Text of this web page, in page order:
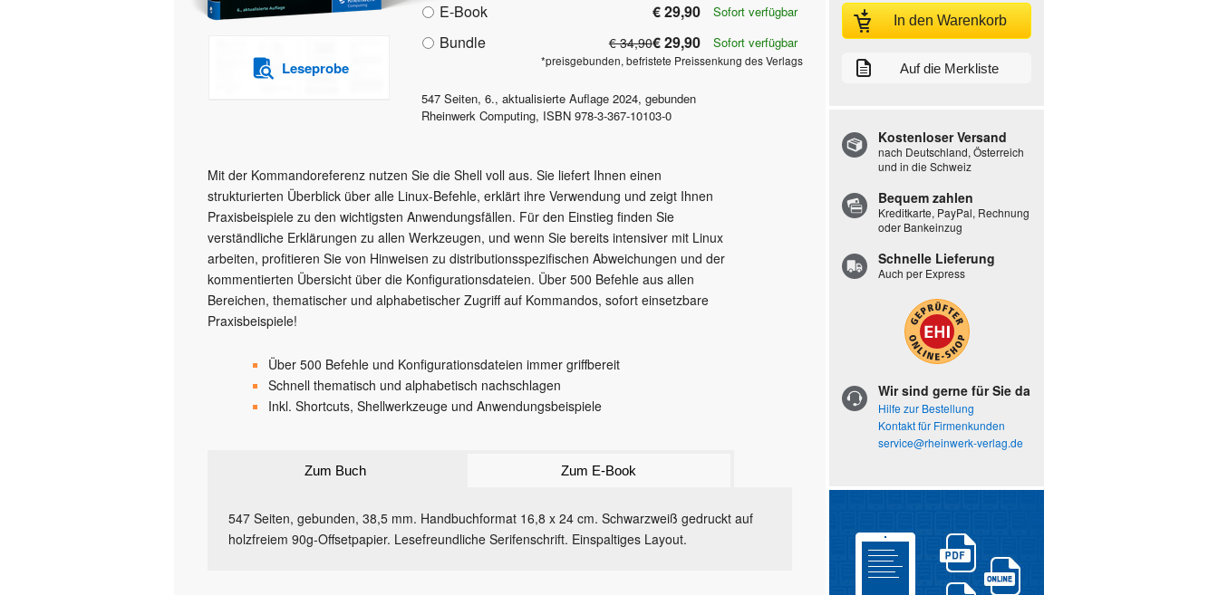
Leseprobe
E-Book € 29,90 Sofort verfügbar
Bundle € 34,90€ 29,90
*preisgebunden, befristete Preissenkung des Verlags
Sofort verfügbar
547 Seiten, 6., aktualisierte Auflage 2024, gebunden
Rheinwerk Computing, ISBN 978-3-367-10103-0
Mit der Kommandoreferenz nutzen Sie die Shell voll aus. Sie liefert Ihnen einen
strukturierten Überblick über alle Linux-Befehle, erklärt ihre Verwendung und zeigt Ihnen
Praxisbeispiele zu den wichtigsten Anwendungsfällen. Für den Einstieg finden Sie
verständliche Erklärungen zu allen Werkzeugen, und wenn Sie bereits intensiver mit Linux
arbeiten, profitieren Sie von Hinweisen zu distributionsspezifischen Abweichungen und der
kommentierten Übersicht über die Konfigurationsdateien. Über 500 Befehle aus allen
Bereichen, thematischer und alphabetischer Zugriff auf Kommandos, sofort einsetzbare
Praxisbeispiele!
Über 500 Befehle und Konfigurationsdateien immer griffbereit
Schnell thematisch und alphabetisch nachschlagen
Inkl. Shortcuts, Shellwerkzeuge und Anwendungsbeispiele
Zum Buch Zum E-Book
547 Seiten, gebunden, 38,5 mm. Handbuchformat 16,8 x 24 cm. Schwarzweiß gedruckt auf
holzfreiem 90g-Offsetpapier. Lesefreundliche Serifenschrift. Einspaltiges Layout.
In den Warenkorb
Auf die Merkliste
Kostenloser Versand
nach Deutschland, Österreich
und in die Schweiz
Bequem zahlen
Kreditkarte, PayPal, Rechnung
oder Bankeinzug
Schnelle Lieferung
Auch per Express
Wir sind gerne für Sie da
Hilfe zur Bestellung
Kontakt für Firmenkunden
service@rheinwerk-verlag.de